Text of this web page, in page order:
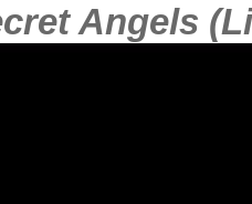
Angels